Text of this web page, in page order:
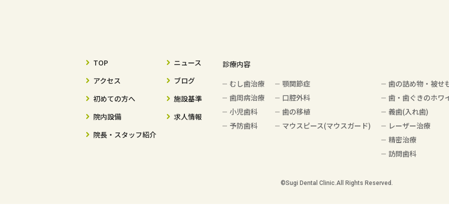
TOP
アクセス
初めての方へ
院内設備
院長・スタッフ紹介
ニュース
ブログ
施設基準
求人情報
診療内容
むし歯治療
歯周病治療
小児歯科
予防歯科
顎関節症
口腔外科
歯の移植
マウスピース(マウスガード)
歯の詰め物・被せ
歯・歯ぐきのホワ
義歯(入れ歯)
レーザー治療
精密治療
訪問歯科
©️Sugi Dental Clinic.All Rights Reserved.